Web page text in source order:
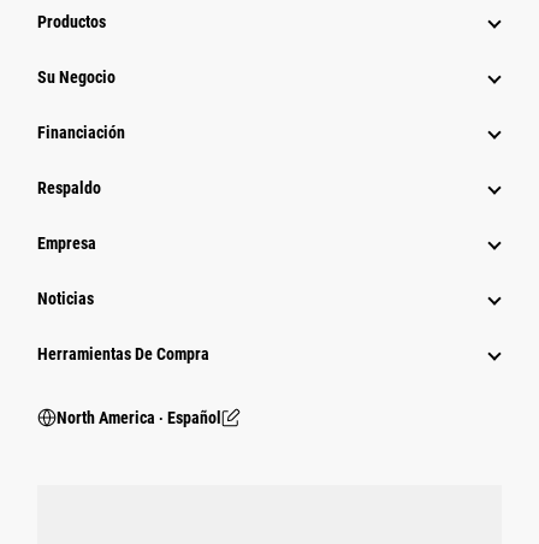
Productos
Su Negocio
Financiación
Respaldo
Empresa
Noticias
Herramientas De Compra
North America ‧ Español